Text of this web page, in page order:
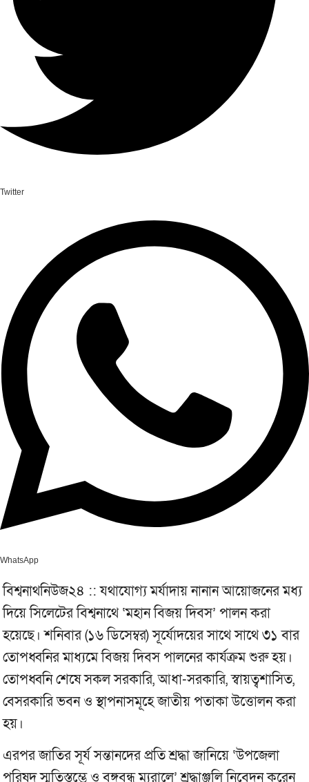
Twitter
WhatsApp
বিশ্বনাথনিউজ২৪ :: যথাযোগ্য মর্যাদায় নানান আয়োজনের মধ্য
দিয়ে সিলেটের বিশ্বনাথে ‘মহান বিজয় দিবস’ পালন করা
হয়েছে। শনিবার (১৬ ডিসেম্বর) সূর্যোদয়ের সাথে সাথে ৩১ বার
তোপধ্বনির মাধ্যমে বিজয় দিবস পালনের কার্যক্রম শুরু হয়।
তোপধ্বনি শেষে সকল সরকারি, আধা-সরকারি, স্বায়ত্বশাসিত,
বেসরকারি ভবন ও স্থাপনাসমূহে জাতীয় পতাকা উত্তোলন করা
হয়।
এরপর জাতির সূর্য সন্তানদের প্রতি শ্রদ্ধা জানিয়ে ‘উপজেলা
পরিষদ স্মৃতিস্তম্ভে ও বঙ্গবন্ধু ম্যুরালে’ শ্রদ্ধাঞ্জলি নিবেদন করেন